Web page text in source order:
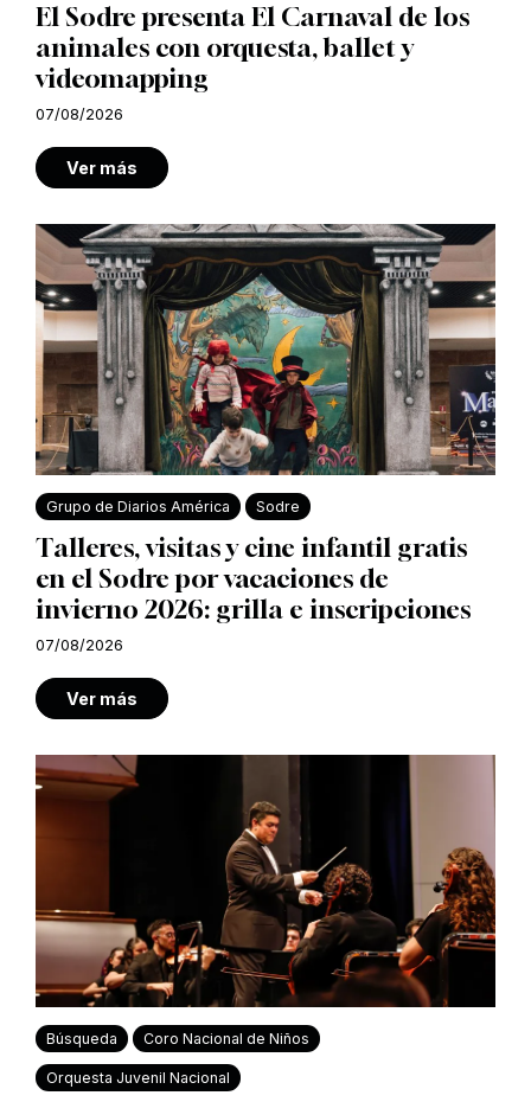
El Sodre presenta El Carnaval de los
animales con orquesta, ballet y
videomapping
07/08/2026
Ver más
Grupo de Diarios América Sodre
Talleres, visitas y cine infantil gratis
en el Sodre por vacaciones de
invierno 2026: grilla e inscripciones
07/08/2026
Ver más
Búsqueda Coro Nacional de Niños
Orquesta Juvenil Nacional